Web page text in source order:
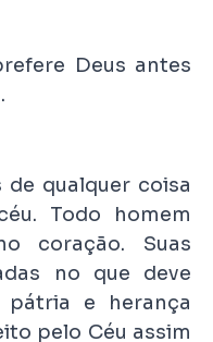
Deus antes
de qualquer coisa
Todo homem
coração. Suas
no que deve
e herança
pelo Céu assim